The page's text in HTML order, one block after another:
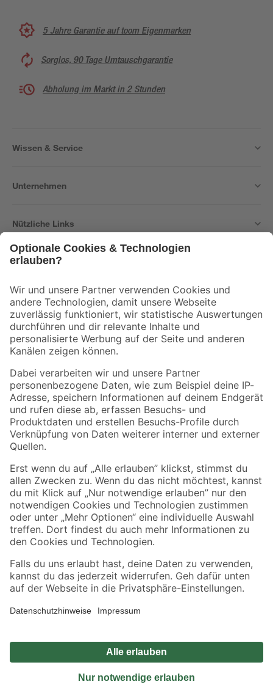
5 Jahre Garantie auf toom Eigenmarken
Sorglos, 90 Tage Umtauschgarantie
Abholung im Markt in 2 Stunden
Wissen & Service
Unternehmen
Nützliche Links
Der toom Newsletter: Keine Angebote und Aktionen mehr verpassen!
Zur Newsletter Anmeldung
Folge uns
Zahlungsarten Versandarten
Sicher einkaufen
Jetzt die toom-App herunterladen
Alle Preisangaben in EUR inkl. gesetzl. MwSt.. Die dargestellten Angebote sind unter
Umständen nicht in allen Märkten verfügbar. Die angegebenen Verfügbarkeiten beziehen
Produkte nur solange der Vorrat reicht.
*Paketversand ab 59 € versandkostenfrei, gilt nicht für Artikel mit Speditionsversand, hier
Privatsphäre Impressum
Nutzungsbedingungen
Widerrufsrecht
Vertrag widerrufen